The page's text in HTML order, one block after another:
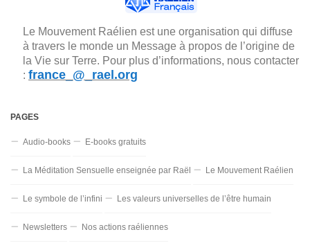
Le Mouvement Raélien est une organisation qui diffuse
à travers le monde un Message à propos de l’origine de
la Vie sur Terre. Pour plus d’informations, nous contacter
: france_@_rael.org
PAGES
Audio-books E-books gratuits
La Méditation Sensuelle enseignée par Raël Le Mouvement Raélien
Le symbole de l’infini Les valeurs universelles de l’être humain
Newsletters Nos actions raéliennes